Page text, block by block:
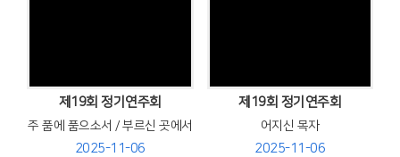
제19회 정기연주회
주 품에 품으소서 / 부르신 곳에서
2025-11-06
제19회 정기연주회
어지신 목자
2025-11-06